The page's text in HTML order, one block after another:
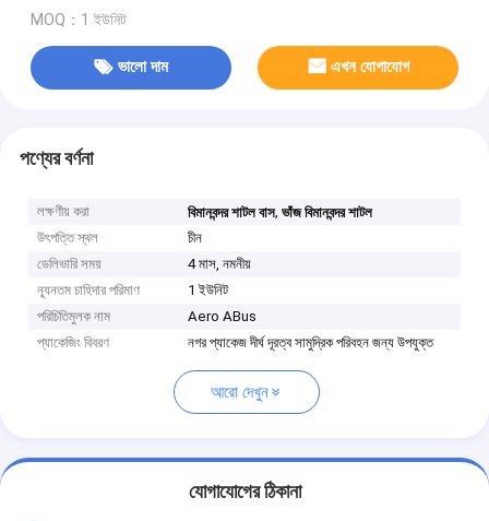
MOQ：1 ইউনিট
ভালো দাম এখন যোগাযোগ
পণ্যের বর্ণনা
লক্ষণীয় করা বিমানবন্দর শাটল বাস,ভাঁজ বিমানবন্দর শাটল
উৎপত্তি স্থল
চীন
ডেলিভারি সময়
4 মাস, নমনীয়
ন্যূনতম চাহিদার পরিমাণ
1 ইউনিট
পরিচিতিমুলক নাম
Aero ABus
প্যাকেজিং বিবরণ
নগর প্যাকেজ দীর্ঘ দূরত্ব সামুদ্রিক পরিবহন জন্য উপযুক্ত
আরো দেখুন
যোগাযোগের ঠিকানা